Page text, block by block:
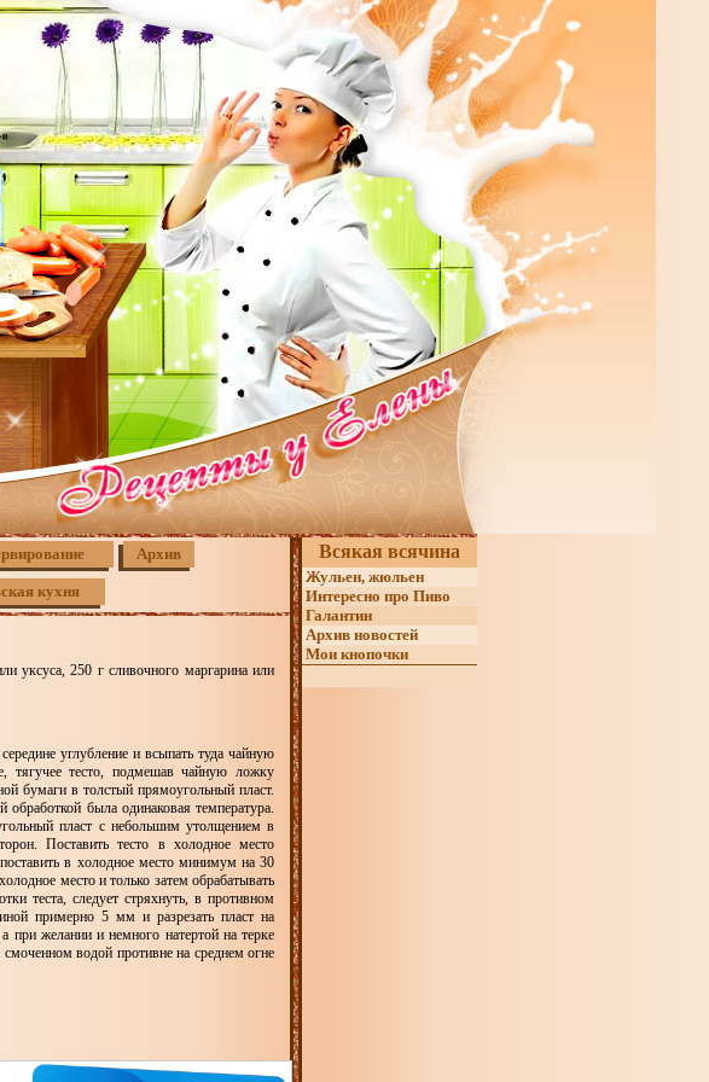
Архив
кухня
уксуса, 250 г сливочного маргарина или
углубление и всыпать туда чайную
тягучее тесто, подмешав чайную ложку
бумаги в толстый прямоугольный пласт.
была одинаковая температура.
пласт с небольшим утолщением в
Поставить тесто в холодное место
в холодное место минимум на 30
место и только затем обрабатывать
теста, следует стряхнуть, в противном
примерно 5 мм и разрезать пласт на
при желании и немного натертой на терке
водой противне на среднем огне
Всякая всячина
Жульен, жюльен
Интересно про Пиво
Галантин
Архив новостей
Мои кнопочки